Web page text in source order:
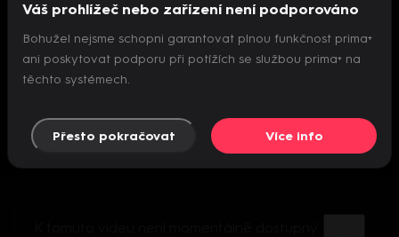
Nepodařilo se inicializovat přehrávač
Váš prohlížeč nebo zařízení není podporováno
Bohužel nejsme schopni garantovat plnou funkčnost prima+
ani poskytovat podporu při potížích se službou prima+ na
těchto systémech.
Přesto pokračovat Více info